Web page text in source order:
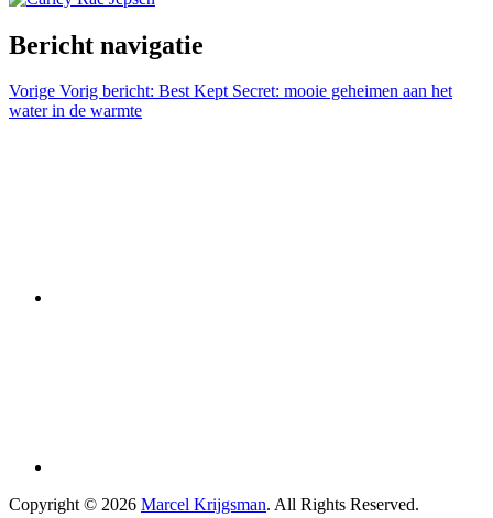
Bericht navigatie
Vorige Vorig bericht: Best Kept Secret: mooie geheimen aan het
water in de warmte
Copyright © 2026 Marcel Krijgsman. All Rights Reserved.